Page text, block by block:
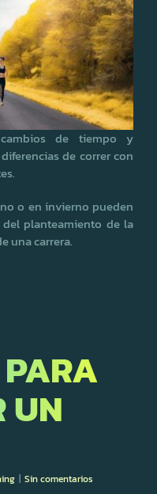
de tiempo y
de correr con
o en invierno pueden
del planteamiento de la
una carrera.
UN
| Sin comentarios